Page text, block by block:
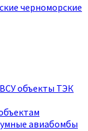
черноморские
объекты ТЭК
авиабомбы